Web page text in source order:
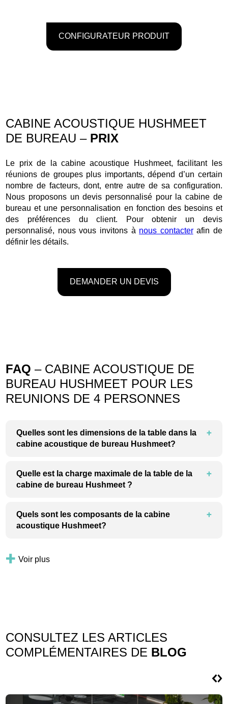
CONFIGURATEUR PRODUIT
CABINE ACOUSTIQUE HUSHMEET
DE BUREAU – PRIX
Le prix de la cabine acoustique Hushmeet, facilitant les
réunions de groupes plus importants, dépend d’un certain
nombre de facteurs, dont, entre autre de sa configuration.
Nous proposons un devis personnalisé pour la cabine de
bureau et une personnalisation en fonction des besoins et
des préférences du client. Pour obtenir un devis
personnalisé, nous vous invitons à nous contacterafin de
définir les détails.
DEMANDER UN DEVIS
FAQ – CABINE ACOUSTIQUE DE
BUREAU HUSHMEET POUR LES
REUNIONS DE 4 PERSONNES
Quelles sont les dimensions de la table dans la
cabine acoustique de bureau Hushmeet?
Quelle est la charge maximale de la table de la
cabine de bureau Hushmeet ?
Quels sont les composants de la cabine
acoustique Hushmeet?
Voir plus
CONSULTEZ LES ARTICLES
COMPLÉMENTAIRES DE BLOG